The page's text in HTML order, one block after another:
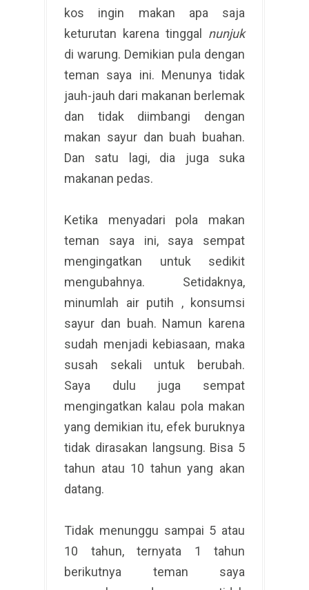
kos ingin makan apa saja
keturutan karena tinggal nunjuk
di warung. Demikian pula dengan
teman saya ini. Menunya tidak
jauh-jauh dari makanan berlemak
dan tidak diimbangi dengan
makan sayur dan buah buahan.
Dan satu lagi, dia juga suka
makanan pedas.
Ketika menyadari pola makan
teman saya ini, saya sempat
mengingatkan untuk sedikit
mengubahnya. Setidaknya,
minumlah air putih , konsumsi
sayur dan buah. Namun karena
sudah menjadi kebiasaan, maka
susah sekali untuk berubah.
Saya dulu juga sempat
mengingatkan kalau pola makan
yang demikian itu, efek buruknya
tidak dirasakan langsung. Bisa 5
tahun atau 10 tahun yang akan
datang.
Tidak menunggu sampai 5 atau
10 tahun, ternyata 1 tahun
berikutnya teman saya